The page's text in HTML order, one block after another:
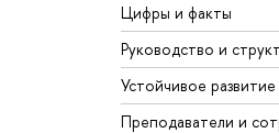
Цифры и факты
Руководство и
Устойчивое
Преподаватели и